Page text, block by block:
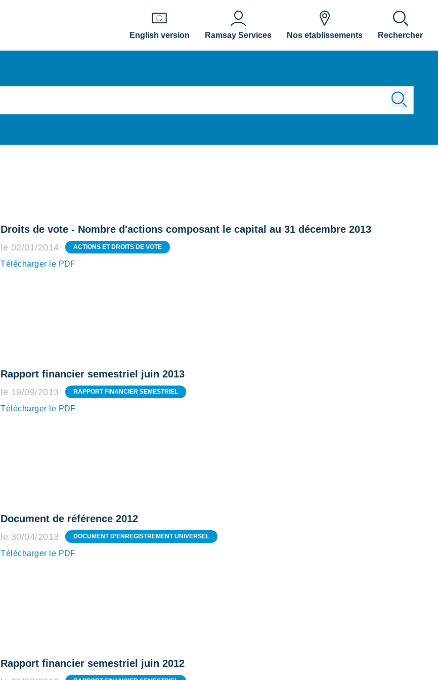
English version
Ramsay Services Nos etablissements Rechercher
Droits de vote - Nombre d'actions composant le capital au 31 décembre 2013
le 02/01/2014 ACTIONS ET DROITS DE VOTE
Télécharger le PDF
Rapport financier semestriel juin 2013
le 19/09/2013 RAPPORT FINANCIER SEMESTRIEL
Télécharger le PDF
Document de référence 2012
le 30/04/2013 DOCUMENT D’ENREGISTREMENT UNIVERSEL
Télécharger le PDF
Rapport financier semestriel juin 2012